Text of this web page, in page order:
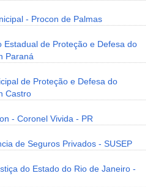
- Procon de Palmas
Estadual de Proteção e Defesa do
Paraná
de Proteção e Defesa do
Castro
- Coronel Vivida - PR
de Seguros Privados - SUSEP
do Estado do Rio de Janeiro -